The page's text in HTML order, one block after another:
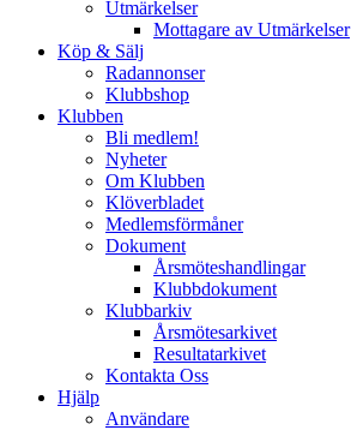
Utmärkelser
Mottagare av Utmärkelser
Köp & Sälj
Radannonser
Klubbshop
Klubben
Bli medlem!
Nyheter
Om Klubben
Klöverbladet
Medlemsförmåner
Dokument
Årsmöteshandlingar
Klubbdokument
Klubbarkiv
Årsmötesarkivet
Resultatarkivet
Kontakta Oss
Hjälp
Användare